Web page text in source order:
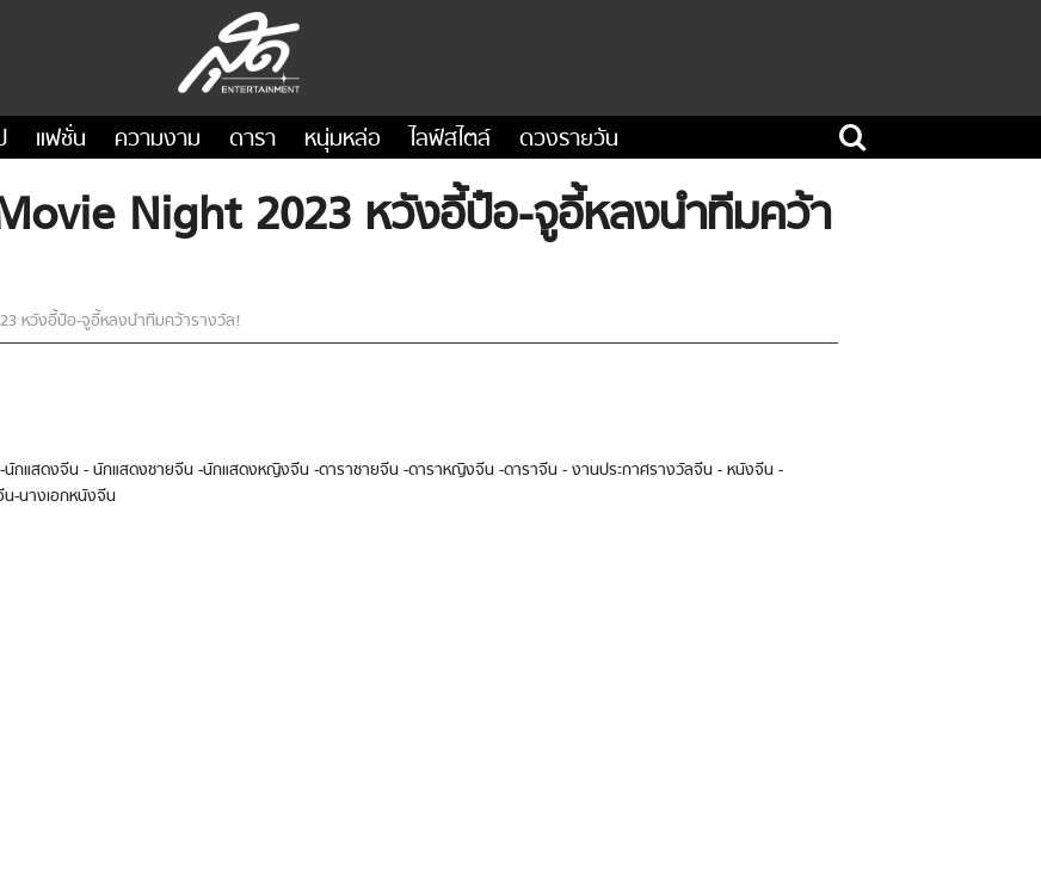
แฟชั่น ความงาม ดารา หนุ่มหล่อ ไลฟ์สไตล์ ดวงรายวัน
Night ​2023 หวังอี้ป๋อ-จูอี้หลงนำทีมคว้า
หวังอี้ป๋อ-จูอี้หลงนำทีมคว้ารางวัล!